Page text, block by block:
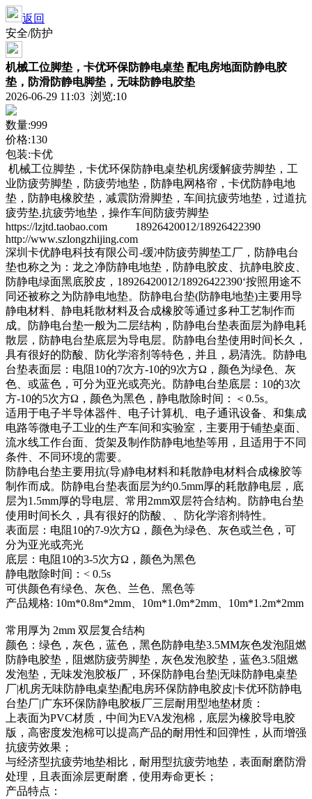
返回
安全/防护
机械工位脚垫，卡优环保防静电桌垫 配电房地面防静电胶
垫，防滑防静电脚垫，无味防静电胶垫
2026-06-29 11:03 浏览:10
数量:999
价格:130
包装:卡优
机械工位脚垫，卡优环保防静电桌垫机房缓解疲劳脚垫，工
业防疲劳脚垫，防疲劳地垫，防静电网格帘，卡优防静电地
垫，防静电橡胶垫，减震防滑脚垫，车间抗疲劳地垫，过道抗
疲劳垫,抗疲劳地垫，操作车间防疲劳脚垫
https://lzjtd.taobao.com 18926420012/18926422390
http://www.szlongzhijing.com
深圳卡优静电科技有限公司-缓冲防疲劳脚垫工厂，防静电台
垫也称之为：龙之净防静电地垫，防静电胶皮、抗静电胶皮、
防静电绿面黑底胶皮，18926420012/18926422390‘按照用途不
同还被称之为防静电地垫。防静电台垫(防静电地垫)主要用导
静电材料、静电耗散材料及合成橡胶等通过多种工艺制作而
成。防静电台垫一般为二层结构，防静电台垫表面层为静电耗
散层，防静电台垫底层为导电层。防静电台垫使用时间长久，
具有很好的防酸、防化学溶剂等特色，并且，易清洗。防静电
台垫表面层：电阻10的7次方-10的9次方Ω，颜色为绿色、灰
色、或蓝色，可分为亚光或亮光。防静电台垫底层：10的3次
方-10的5次方Ω，颜色为黑色，静电散除时间：＜0.5s。
适用于电子半导体器件、电子计算机、电子通讯设备、和集成
电路等微电子工业的生产车间和实验室，主要用于铺垫桌面、
流水线工作台面、货架及制作防静电地垫等用，且适用于不同
条件、不同环境的需要。
防静电台垫主要用抗(导)静电材料和耗散静电材料合成橡胶等
制作而成。防静电台垫表面层为约0.5mm厚的耗散静电层，底
层为1.5mm厚的导电层、常用2mm双层符合结构。防静电台垫
使用时间长久，具有很好的防酸、、防化学溶剂特性。
表面层：电阻10的7-9次方Ω，颜色为绿色、灰色或兰色，可
分为亚光或亮光
底层：电阻10的3-5次方Ω，颜色为黑色
静电散除时间：< 0.5s
可供颜色有绿色、灰色、兰色、黑色等
产品规格: 10m*0.8m*2mm、10m*1.0m*2mm、10m*1.2m*2mm
常用厚为 2mm 双层复合结构
颜色：绿色，灰色，蓝色，黑色防静电垫3.5MM灰色发泡阻燃
防静电胶垫，阻燃防疲劳脚垫，灰色发泡胶垫，蓝色3.5阻燃
发泡垫，无味发泡胶板厂，环保防静电台垫|无味防静电桌垫
厂|机房无味防静电桌垫|配电房环保防静电胶皮|卡优环防静电
台垫厂|广东环保防静电胶板厂三层耐用型地垫材质：
上表面为PVC材质，中间为EVA发泡棉，底层为橡胶导电胶
版，高密度发泡棉可以提高产品的耐用性和回弹性，从而增强
抗疲劳效果；
与经济型抗疲劳地垫相比，耐用型抗疲劳地垫，表面耐磨防滑
处理，且表面涂层更耐磨，使用寿命更长；
产品特点：